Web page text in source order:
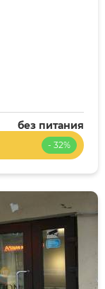
без питания
- 32%